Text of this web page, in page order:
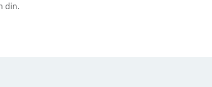
din.